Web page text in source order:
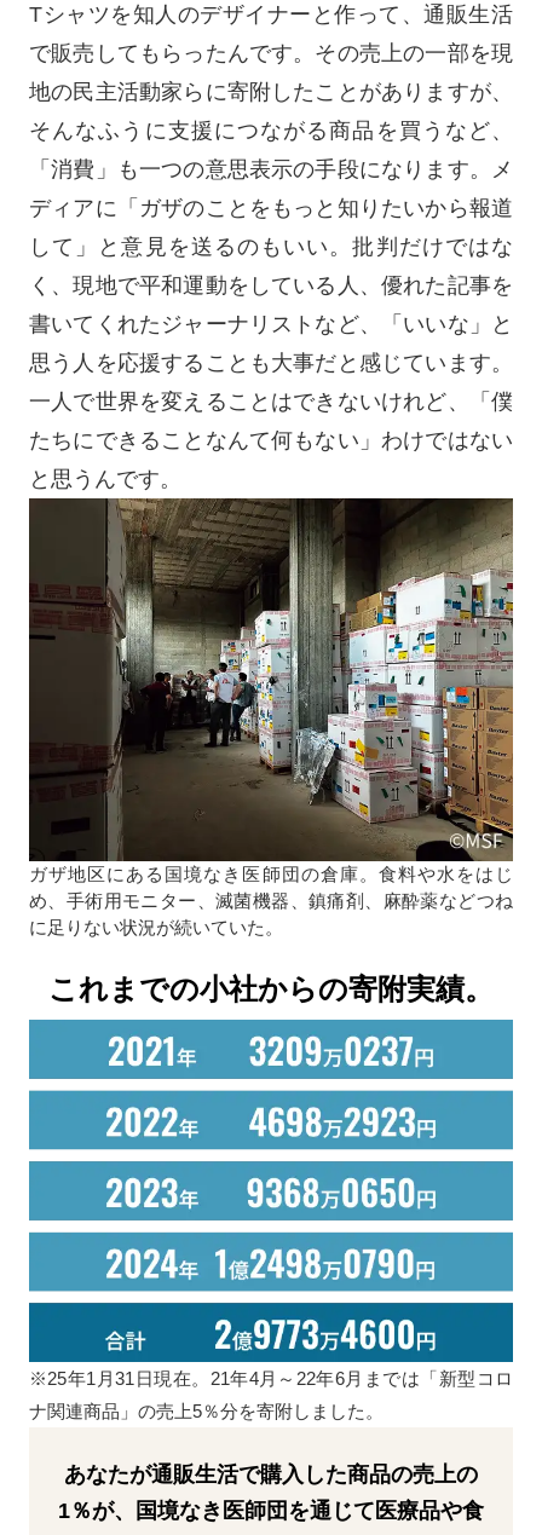
Tシャツを知人のデザイナーと作って、通販生活
で販売してもらったんです。その売上の一部を現
地の民主活動家らに寄附したことがありますが、
そんなふうに支援につながる商品を買うなど、
「消費」も一つの意思表示の手段になります。メ
ディアに「ガザのことをもっと知りたいから報道
して」と意見を送るのもいい。批判だけではな
く、現地で平和運動をしている人、優れた記事を
書いてくれたジャーナリストなど、「いいな」と
思う人を応援することも大事だと感じています。
一人で世界を変えることはできないけれど、「僕
たちにできることなんて何もない」わけではない
と思うんです。
ガザ地区にある国境なき医師団の倉庫。食料や水をはじ
め、手術用モニター、滅菌機器、鎮痛剤、麻酔薬などつね
に足りない状況が続いていた。
これまでの小社からの寄附実績。
※25年1月31日現在。21年4月～22年6月までは「新型コロ
ナ関連商品」の売上5％分を寄附しました。
あなたが通販生活で購入した商品の売上の
1％が、国境なき医師団を通じて医療品や食